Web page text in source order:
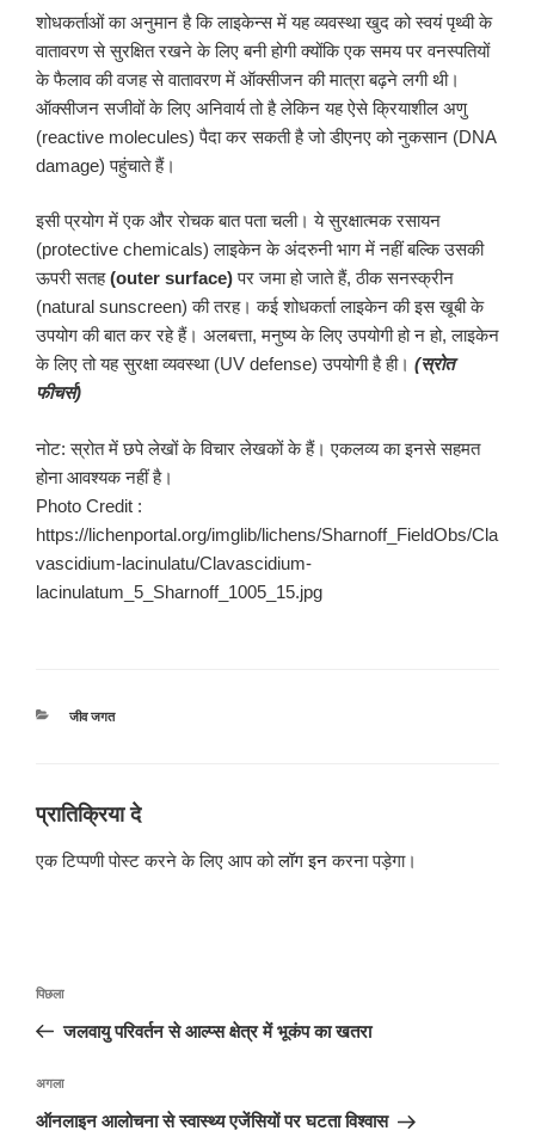
शोधकर्ताओं का अनुमान है कि लाइकेन्स में यह व्यवस्था खुद को स्वयं पृथ्वी के
वातावरण से सुरक्षित रखने के लिए बनी होगी क्योंकि एक समय पर वनस्पतियों
के फैलाव की वजह से वातावरण में ऑक्सीजन की मात्रा बढ़ने लगी थी।
ऑक्सीजन सजीवों के लिए अनिवार्य तो है लेकिन यह ऐसे क्रियाशील अणु
(reactive molecules) पैदा कर सकती है जो डीएनए को नुकसान (DNA
damage) पहुंचाते हैं।
इसी प्रयोग में एक और रोचक बात पता चली। ये सुरक्षात्मक रसायन
(protective chemicals) लाइकेन के अंदरुनी भाग में नहीं बल्कि उसकी
ऊपरी सतह(outer surface) पर जमा हो जाते हैं, ठीक सनस्क्रीन
(natural sunscreen) की तरह। कई शोधकर्ता लाइकेन की इस खूबी के
उपयोग की बात कर रहे हैं। अलबत्ता, मनुष्य के लिए उपयोगी हो न हो, लाइकेन
के लिए तो यह सुरक्षा व्यवस्था (UV defense) उपयोगी है ही। (स्रोत
फीचर्स)
नोट: स्रोत में छपे लेखों के विचार लेखकों के हैं। एकलव्य का इनसे सहमत
होना आवश्यक नहीं है।
Photo Credit :
https://lichenportal.org/imglib/lichens/Sharnoff_FieldObs/Cla
vascidium-lacinulatu/Clavascidium-
lacinulatum_5_Sharnoff_1005_15.jpg
श्रेणियाँ
जीव जगत
प्रातिक्रिया दे
एक टिप्पणी पोस्ट करने के लिए आप कोलॉग इनकरना पड़ेगा।
पोस्ट
पिछला
पोस्ट:
पिछला
जलवायु परिवर्तन से आल्प्स क्षेत्र में भूकंप का खतरा
अगली
पोस्ट
अगला
ऑनलाइन आलोचना से स्वास्थ्य एजेंसियों पर घटता विश्वास